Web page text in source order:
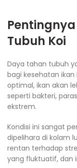
Tubuh Koi
Daya tahan tubuh
bagi kesehatan ikan
optimal, ikan akan
seperti bakteri,
ekstrem.
Kondisi ini sangat
dipelihara di kolam
rentan terhadap
yang fluktuatif, dan